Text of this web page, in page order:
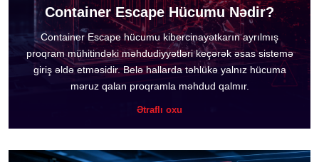
Container Escape Hücumu Nədir?
Container Escape hücumu kibercinayətkarın ayrılmış
proqram mühitindəki məhdudiyyətləri keçərək əsas sistemə
giriş əldə etməsidir. Belə hallarda təhlükə yalnız hücuma
məruz qalan proqramla məhdud qalmır.
Ətraflı oxu